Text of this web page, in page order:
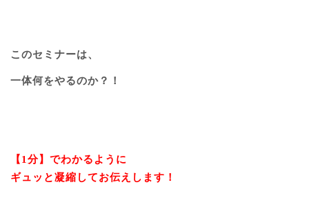
このセミナーは、
一体何をやるのか？！
【1分】でわかるように
ギュッと凝縮してお伝えします！